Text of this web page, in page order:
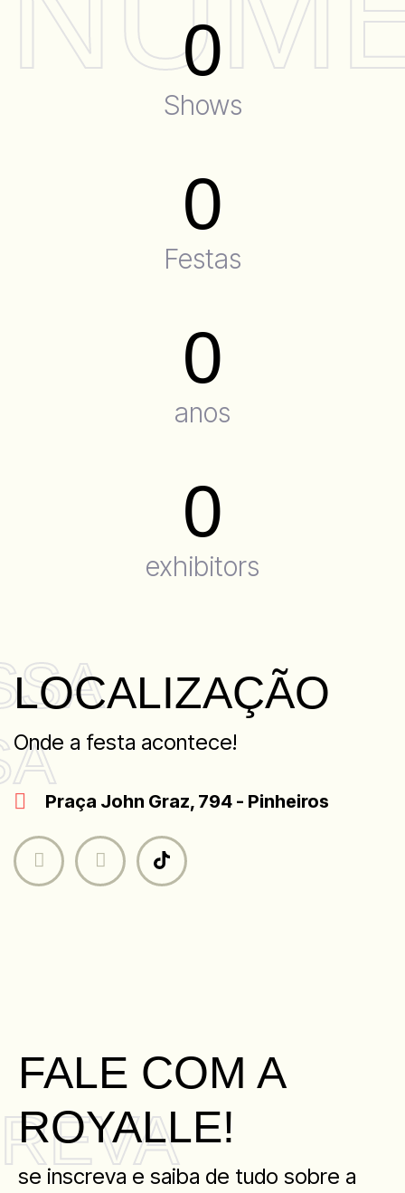
Shows
0
Festas
0
anos
0
exhibitors
0
LOCALIZAÇÃO
Onde a festa acontece!
Praça John Graz, 794 - Pinheiros
FALE COM A
ROYALLE!
se inscreva e saiba de tudo sobre a